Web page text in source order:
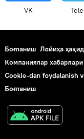
VK
Боғланиш Лойиҳа
Компаниялар хабарлари
Cookie-dan foydalanish
Боғланиш